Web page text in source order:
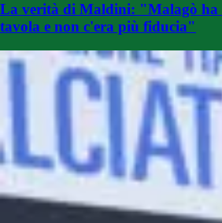
La verità di Maldini: "Malagò ha
tavola e non c'era più fiducia"